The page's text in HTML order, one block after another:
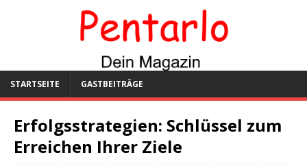
STARTSEITE GASTBEITRÄGE
Erfolgsstrategien: Schlüssel zum
Erreichen Ihrer Ziele